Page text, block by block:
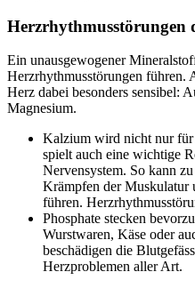
Herzrhythmusstörungen
Ein unausgewogener
Herzrhythmusstörungen führen.
Herz dabei besonders sensibel:
Magnesium.
Kalzium wird nicht nur für
spielt auch eine wichtige
Nervensystem. So kann
Krämpfen der Muskulatur
führen.
Phosphate stecken
Wurstwaren, Käse oder
beschädigen die
Herzproblemen aller Art.